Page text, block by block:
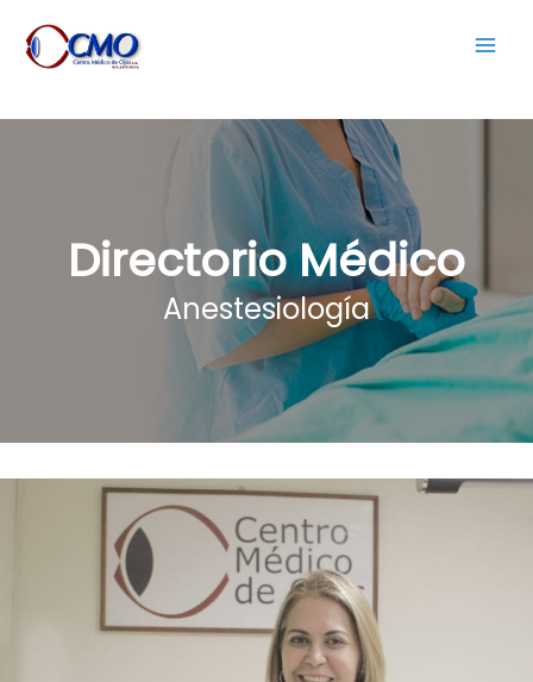
Directorio Médico
Anestesiología